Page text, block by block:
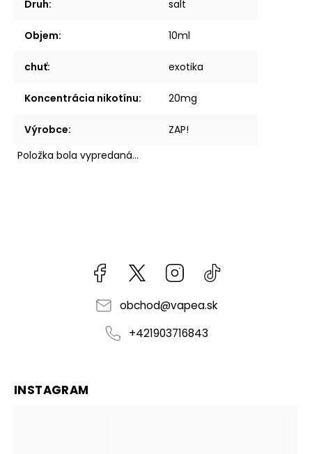
Druh: salt
Objem: 10ml
chuť: exotika
Koncentrácia nikotínu: 20mg
Výrobce:
ZAP!
Položka bola vypredaná…
Facebook kzifcak85131Instagram
obchod@vapea.sk
+421903716843
INSTAGRAM